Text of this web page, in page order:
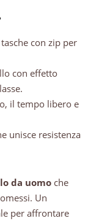
con zip per
con effetto
il tempo libero e
unisce resistenza
da uomo che
Un
per affrontare